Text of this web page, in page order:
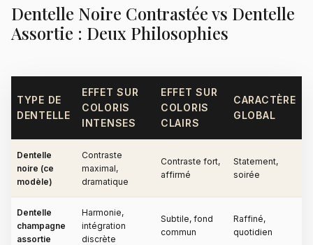
Dentelle Noire Contrastée vs Dentelle
Assortie : Deux Philosophies
TYPE DE
DENTELLE
EFFET SUR
COLORIS
INTENSES
EFFET SUR
COLORIS
CLAIRS
CARACTÈRE
GLOBAL
Dentelle
noire (ce
modèle)
Contraste
maximal,
dramatique
Contraste fort,
affirmé
Statement,
soirée
Dentelle
champagne
assortie
Harmonie,
intégration
discrète
Subtile, fond
commun
Raffiné,
quotidien